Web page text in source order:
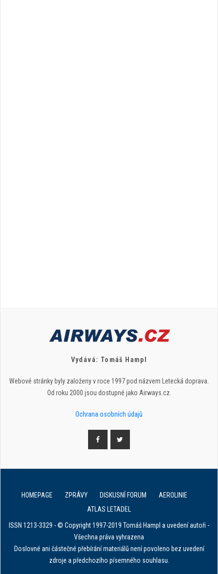
Vydává: Tomáš Hampl
Webové stránky byly založeny v roce 1997 pod názvem Letecká doprava.
Od roku 2000 jsou dostupné jako Airways.cz.
Ochrana osobních údajů
HOMEPAGE ZPRÁVY DISKUSNÍ FORUM
AEROLINIE
ATLAS LETADEL
ISSN 1213-3329 - © Copyright 1997-2019 Tomáš Hampl a uvedení autoři -
Všechna práva vyhrazena
Doslovné ani částečné přebírání materiálů není povoleno bez uvedení
zdroje a předchozího písemného souhlasu.